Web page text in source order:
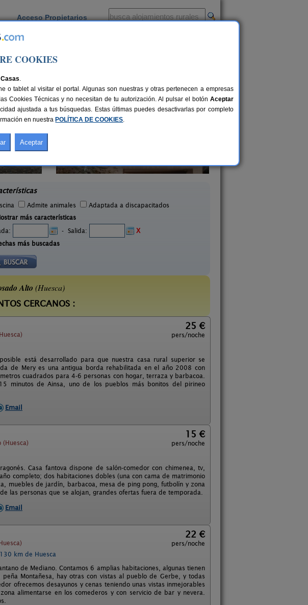
Acceso Propietarios
Admite animales
Adaptada a discapacitados
más características
- Salida:
X
más buscadas
Alto (Huesca)
CERCANOS :
25 €
pers/noche
está desarrollado para que nuestra casa rural superior se
de Mery es una antigua borda rehabilitada en el año 2008 con
cuadrados para 4-6 personas con hogar, terraza y barbacoa.
minutos de Ainsa, uno de los pueblos más bonitos del pirineo
Email
(Huesca)
15 €
pers/noche
Casa fantova dispone de salón-comedor con chimenea, tv,
completo; dos habitaciones dobles (una con cama de matrimonio
muebles de jardín, barbacoa, mesa de ping pong, futbolín y zona
las personas que se alojan, grandes ofertas fuera de temporada.
Email
22 €
pers/noche
130 km de Huesca
de Mediano. Contamos 6 amplias habitaciones, algunas tienen
Montañesa, hay otras con vistas al pueblo de Gerbe, y todas
ofrecemos desayunos y cenas teniendo unas vistas inmejorables
alimentarse en los comederos y con servicio de bar y nevera.
COOKIES
.
tablet al visitar el portal. Algunas son nuestras y otras pertenecen a empresas
Cookies Técnicas y no necesitan de tu autorización. Al pulsar el botón Aceptar
ajustada a tus búsquedas. Estas últimas puedes desactivarlas por completo
en nuestra POLÍTICA DE COOKIES.